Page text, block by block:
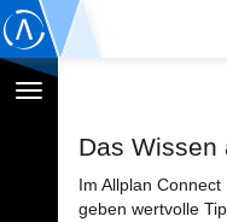
Navigation
Das Wissen
Im Allplan
geben wertvolle